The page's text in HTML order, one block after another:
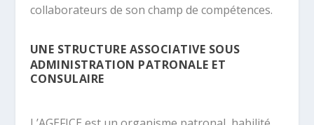
collaborateurs de son champ de compétences.
UNE STRUCTURE ASSOCIATIVE SOUS
ADMINISTRATION PATRONALE ET
CONSULAIRE